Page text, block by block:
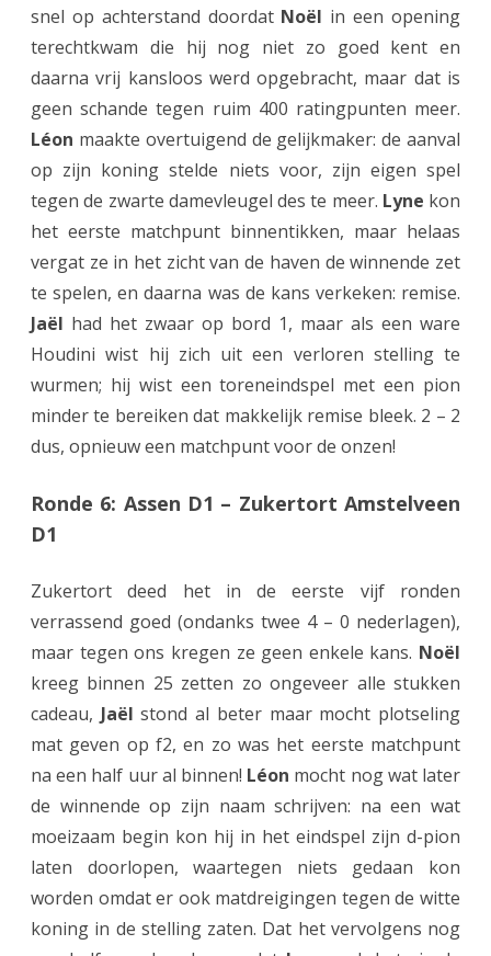
e
n
n
K
N
B
-
j
u
d
o
m
e
t
i
e
!
snel op achterstand doordat Noël in een opening
terechtkwam die hij nog niet zo goed kent en
daarna vrij kansloos werd opgebracht, maar dat is
geen schande tegen ruim 400 ratingpunten meer.
Léon maakte overtuigend de gelijkmaker: de aanval
op zijn koning stelde niets voor, zijn eigen spel
tegen de zwarte damevleugel des te meer. Lyne kon
het eerste matchpunt binnentikken, maar helaas
vergat ze in het zicht van de haven de winnende zet
te spelen, en daarna was de kans verkeken: remise.
Jaël had het zwaar op bord 1, maar als een ware
Houdini wist hij zich uit een verloren stelling te
wurmen; hij wist een toreneindspel met een pion
minder te bereiken dat makkelijk remise bleek. 2 – 2
dus, opnieuw een matchpunt voor de onzen!
Ronde 6: Assen D1 – Zukertort Amstelveen
D1
Zukertort deed het in de eerste vijf ronden
verrassend goed (ondanks twee 4 – 0 nederlagen),
maar tegen ons kregen ze geen enkele kans. Noël
kreeg binnen 25 zetten zo ongeveer alle stukken
cadeau, Jaël stond al beter maar mocht plotseling
mat geven op f2, en zo was het eerste matchpunt
na een half uur al binnen! Léon mocht nog wat later
de winnende op zijn naam schrijven: na een wat
moeizaam begin kon hij in het eindspel zijn d-pion
laten doorlopen, waartegen niets gedaan kon
worden omdat er ook matdreigingen tegen de witte
koning in de stelling zaten. Dat het vervolgens nog